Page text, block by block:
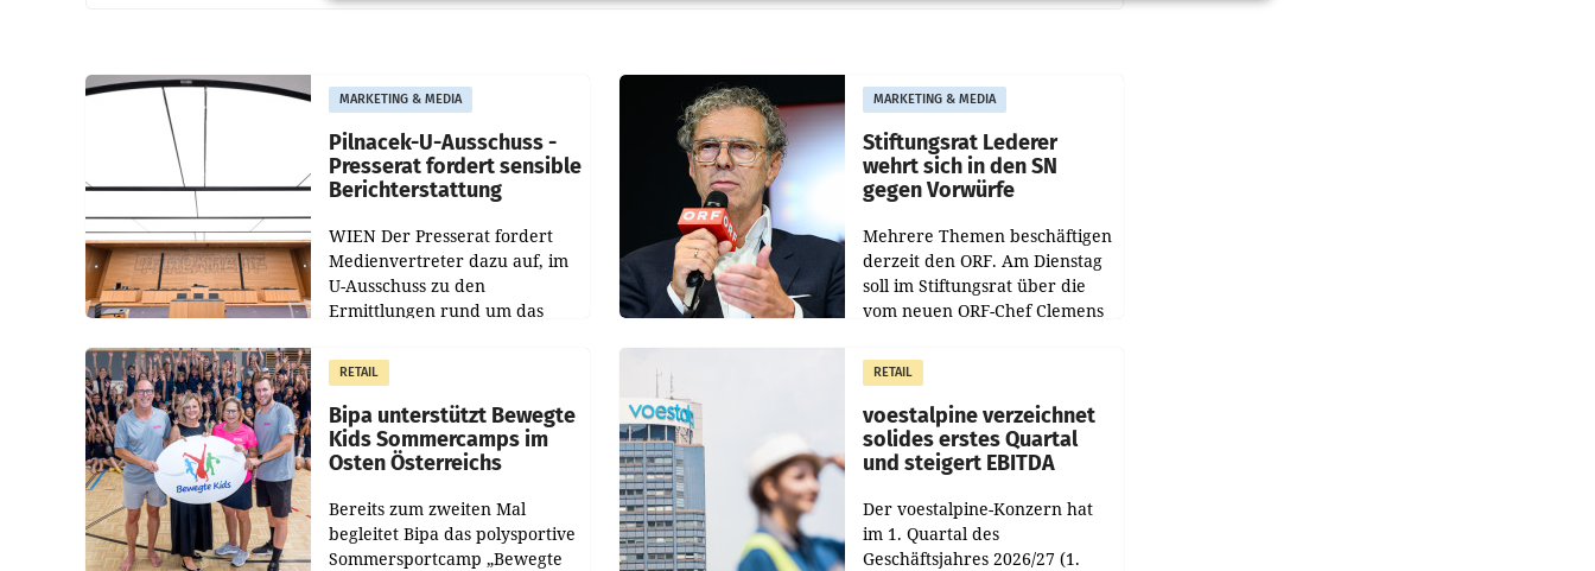
MARKETING & MEDIA
Pilnacek-U-Ausschuss -
Presserat fordert sensible
Berichterstattung
WIEN Der Presserat fordert
Medienvertreter dazu auf, im
U-Ausschuss zu den
Ermittlungen rund um das
im Justizministerium, Christian
Pilnacek, auf sensible
MARKETING & MEDIA
Stiftungsrat Lederer
wehrt sich in den SN
gegen Vorwürfe
Mehrere Themen beschäftigen
derzeit den ORF. Am Dienstag
soll im Stiftungsrat über die
vom neuen ORF-Chef Clemens
Besetzungen für die
Direktionen abgestimmt
werden.
RETAIL
Bipa unterstützt Bewegte
Kids Sommercamps im
Osten Österreichs
Bereits zum zweiten Mal
begleitet Bipa das polysportive
Sommersportcamp „Bewegte
RETAIL
voestalpine verzeichnet
solides erstes Quartal
und steigert EBITDA
Der voestalpine-Konzern hat
im 1. Quartal des
Geschäftsjahres 2026/27 (1.